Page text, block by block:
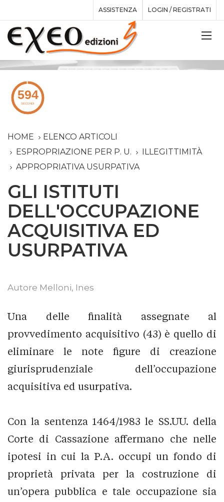
ASSISTENZA LOGIN / REGISTRATI
HOME
ELENCO ARTICOLI
ESPROPRIAZIONE PER P. U.
ILLEGITTIMITÀ
APPROPRIATIVA USURPATIVA
GLI ISTITUTI
DELL'OCCUPAZIONE
ACQUISITIVA ED
USURPATIVA
Autore Melloni, Ines
Una delle finalità assegnate al
provvedimento acquisitivo (43) è quello di
eliminare le note figure di creazione
giurisprudenziale dell’occupazione
acquisitiva ed usurpativa.
Con la sentenza 1464/1983 le SS.UU. della
Corte di Cassazione affermano che nelle
ipotesi in cui la P.A. occupi un fondo di
proprietà privata per la costruzione di
un’opera pubblica e tale occupazione sia